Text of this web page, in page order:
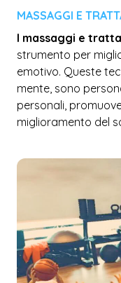
MASSAGGI E
I massaggi e
strumento per
emotivo. Queste
mente, sono
personali,
miglioramento del